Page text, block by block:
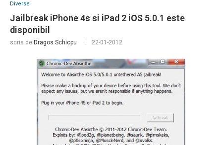
Diverse
Jailbreak iPhone 4s si iPad 2 iOS 5.0.1 este
disponibil
scris de Dragos Schiopu 22-01-2012